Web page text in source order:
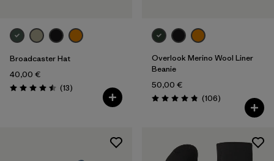
Broadcaster Hat
40,00 €
Évaluation: 4.5 / 5
(13Avis
)
Overlook Merino Wool Liner
Beanie
50,00 €
Évaluation: 4.8 / 5
(106Avis
)